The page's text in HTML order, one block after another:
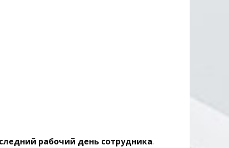
рабочий день сотрудника.